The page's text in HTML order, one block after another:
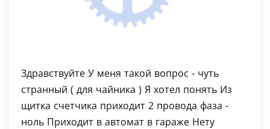
Здравствуйте У меня такой вопрос - чуть
странный ( для чайника ) Я хотел понять Из
щитка счетчика приходит 2 провода фаза -
ноль Приходит в автомат в гараже Нету